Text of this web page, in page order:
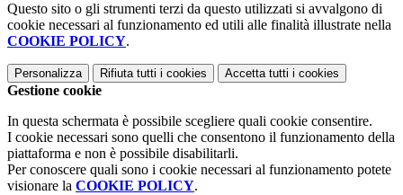
Questo sito o gli strumenti terzi da questo utilizzati si avvalgono di
cookie necessari al funzionamento ed utili alle finalità illustrate nella
COOKIE POLICY.
Personalizza Rifiuta tutti i cookies Accetta tutti i cookies
Gestione cookie
In questa schermata è possibile scegliere quali cookie consentire.
I cookie necessari sono quelli che consentono il funzionamento della
piattaforma e non è possibile disabilitarli.
Per conoscere quali sono i cookie necessari al funzionamento potete
visionare la COOKIE POLICY.